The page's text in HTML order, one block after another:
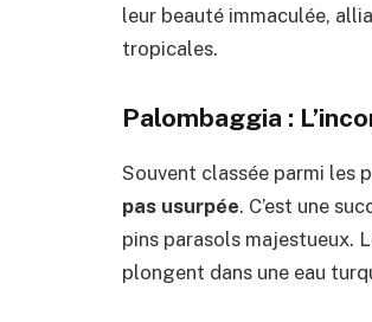
leur beauté immaculée,
tropicales.
Palombaggia :
Souvent classée parmi les
pas usurpée. C’est une
pins parasols majestueux.
plongent dans une eau